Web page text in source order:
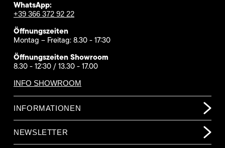
WhatsApp:
+39 366 372 92 22
Öffnungszeiten
Montag – Freitag: 8.30 - 17:30
Öffnungszeiten Showroom
8.30 - 12:30 / 13.30 - 17.00
INFO SHOWROOM
INFORMATIONEN
NEWSLETTER